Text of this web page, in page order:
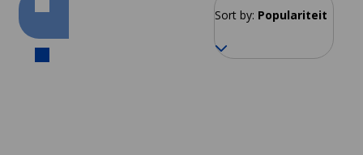
Sort by: Populariteit